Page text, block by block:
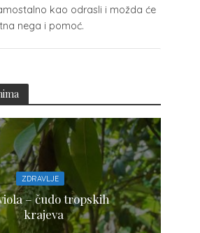
kao odrasli i možda će
nega i pomoć.
ZDRAVLJE
– čudo tropskih
krajeva